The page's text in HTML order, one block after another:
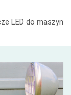
LED do maszyn